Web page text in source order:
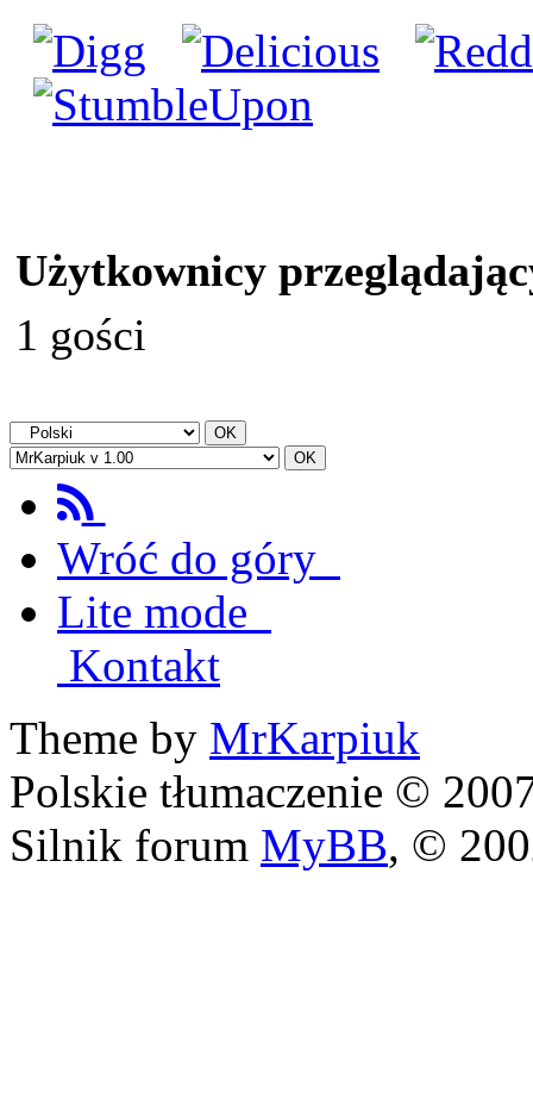
Użytkownicy
1 gości
Wróć do góry
Lite mode
Kontakt
Theme by MrKarpiuk
Polskie tłumaczenie ©
Silnik forum MyBB, ©